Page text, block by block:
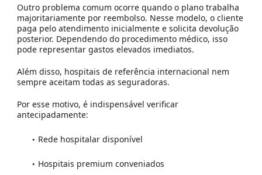
Outro problema comum ocorre quando o plano trabalha
majoritariamente por reembolso. Nesse modelo, o cliente
paga pelo atendimento inicialmente e solicita devolução
posterior. Dependendo do procedimento médico, isso
pode representar gastos elevados imediatos.
Além disso, hospitais de referência internacional nem
sempre aceitam todas as seguradoras.
Por esse motivo, é indispensável verificar
antecipadamente:
Rede hospitalar disponível
Hospitais premium conveniados